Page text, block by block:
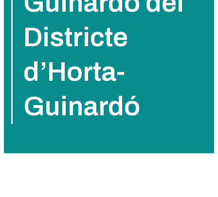
Districte
d’Horta-
Guinardó